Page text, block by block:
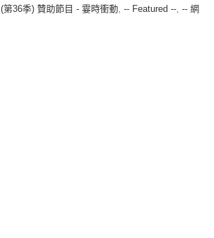
(第36季) 贊助節目 - 霎時衝動, -- Featured --, -- 網